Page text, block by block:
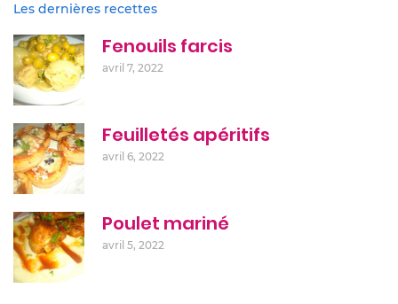
Les dernières recettes
Fenouils farcis
avril 7, 2022
Feuilletés apéritifs
avril 6, 2022
Poulet mariné
avril 5, 2022